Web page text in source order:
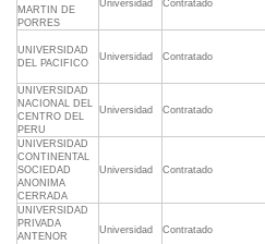
MARTIN DE
PORRES
Universidad Contratado
UNIVERSIDAD
DEL PACIFICO
Universidad Contratado
UNIVERSIDAD
NACIONAL DEL
CENTRO DEL
PERU
Universidad Contratado
UNIVERSIDAD
CONTINENTAL
SOCIEDAD
ANONIMA
CERRADA
Universidad Contratado
UNIVERSIDAD
PRIVADA
ANTENOR
Universidad Contratado